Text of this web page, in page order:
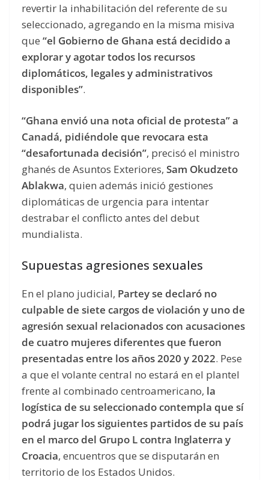
revertir la inhabilitación del referente de su
seleccionado, agregando en la misma misiva
que “el Gobierno de Ghana está decidido a
explorar y agotar todos los recursos
diplomáticos, legales y administrativos
disponibles”.
“Ghana envió una nota oficial de protesta” a
Canadá, pidiéndole que revocara esta
“desafortunada decisión”, precisó el ministro
ghanés de Asuntos Exteriores, Sam Okudzeto
Ablakwa, quien además inició gestiones
diplomáticas de urgencia para intentar
destrabar el conflicto antes del debut
mundialista.
Supuestas agresiones sexuales
En el plano judicial, Partey se declaró no
culpable de siete cargos de violación y uno de
agresión sexual relacionados con acusaciones
de cuatro mujeres diferentes que fueron
presentadas entre los años 2020 y 2022. Pese
a que el volante central no estará en el plantel
frente al combinado centroamericano, la
logística de su seleccionado contempla que sí
podrá jugar los siguientes partidos de su país
en el marco del Grupo L contra Inglaterra y
Croacia, encuentros que se disputarán en
territorio de los Estados Unidos.